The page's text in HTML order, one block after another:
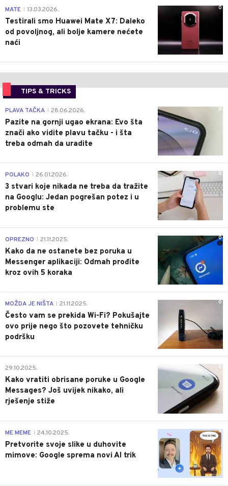
0
MATE 13.03.2026.
Testirali smo Huawei Mate X7: Daleko
od povoljnog, ali bolje kamere nećete
naći
TIPS & TRICKS
0
PLAVA TAČKA 28.06.2026.
Pazite na gornji ugao ekrana: Evo šta
znači ako vidite plavu tačku - i šta
treba odmah da uradite
0
POLAKO 26.01.2026.
3 stvari koje nikada ne treba da tražite
na Googlu: Jedan pogrešan potez i u
problemu ste
0
OPREZNO 21.11.2025.
Kako da ne ostanete bez poruka u
Messenger aplikaciji: Odmah prođite
kroz ovih 5 koraka
0
MOŽDA JE NIŠTA 21.11.2025.
Često vam se prekida Wi-Fi? Pokušajte
ovo prije nego što pozovete tehničku
podršku
0
29.10.2025.
Kako vratiti obrisane poruke u Google
Messages? Još uvijek nikako, ali
rješenje stiže
0
ME MEME 24.10.2025.
Pretvorite svoje slike u duhovite
mimove: Google sprema novi AI trik